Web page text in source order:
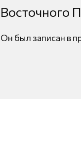
Восточного
Он был записан в